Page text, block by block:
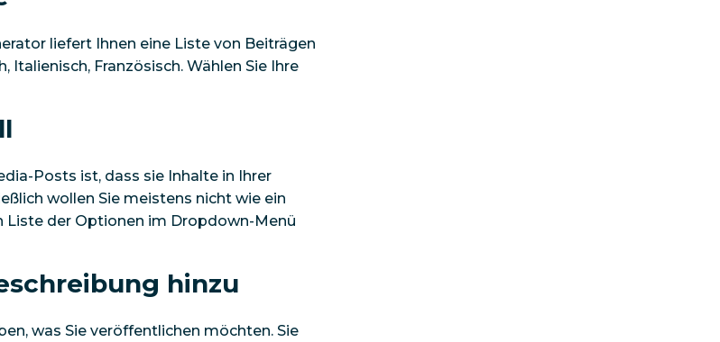
liefert Ihnen eine Liste von Beiträgen
Italienisch, Französisch. Wählen Sie Ihre
Posts ist, dass sie Inhalte in Ihrer
wollen Sie meistens nicht wie ein
Liste der Optionen im Dropdown-Menü
hinzu
was Sie veröffentlichen möchten. Sie